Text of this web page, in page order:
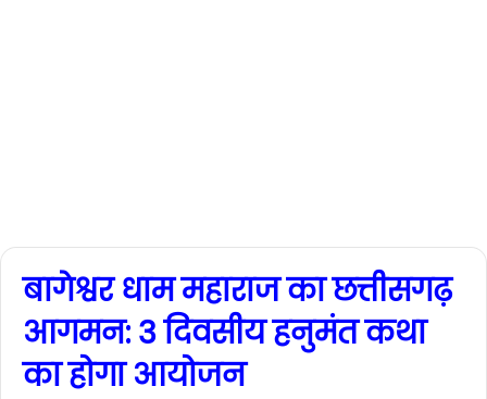
बागेश्वर धाम महाराज का छत्तीसगढ़
आगमन: 3 दिवसीय हनुमंत कथा
का होगा आयोजन